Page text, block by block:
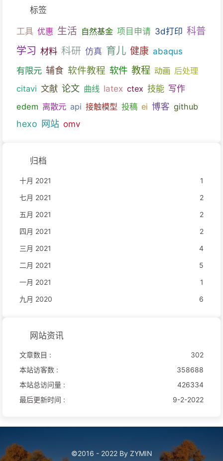
标签
工具 优惠 生活 自然基金 项目申请 3d打印 科普
学习 材料 科研 仿真 育儿 健康 abaqus
有限元 辅食 软件教程 软件 教程 动画 后处理
citavi 文献 论文 曲线 latex ctex 技能 写作
edem 离散元 api 接触模型 投稿 ei 博客 github
hexo 网站 omv
归档
十月 2021
1
七月 2021
2
五月 2021
2
四月 2021
2
三月 2021
4
二月 2021
5
一月 2021
1
九月 2020
6
网站资讯
文章数目 :
302
本站访客数 :
358688
本站总访问量 :
426334
最后更新时间 :
9-2-2022
©2016 - 2022 By ZYMIN